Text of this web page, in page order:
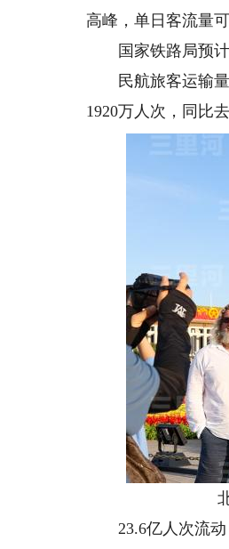
高峰，单日客流量
国家铁路局预计“
民航旅客运输量
1920万人次，同比
北
23.6亿人次流动